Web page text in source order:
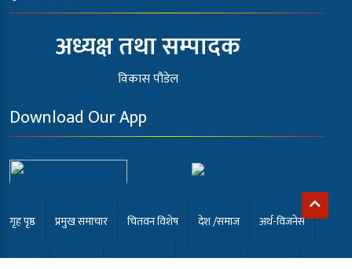
अध्यक्ष तथा सम्पादक
विकास पौडेल
Download Our App
गृह पृष्ठ प्रमुख समाचार चितवन विशेष देश /समाज अर्थ-विजनेस